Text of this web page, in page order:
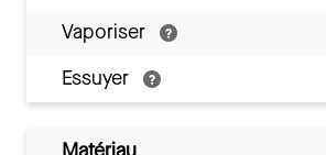
Vaporiser
Essuyer